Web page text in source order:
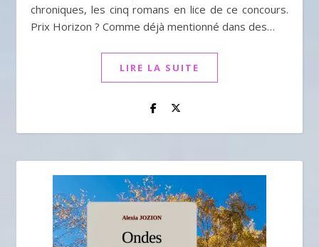
chroniques, les cinq romans en lice de ce concours.
Prix Horizon ? Comme déjà mentionné dans des…
LIRE LA SUITE